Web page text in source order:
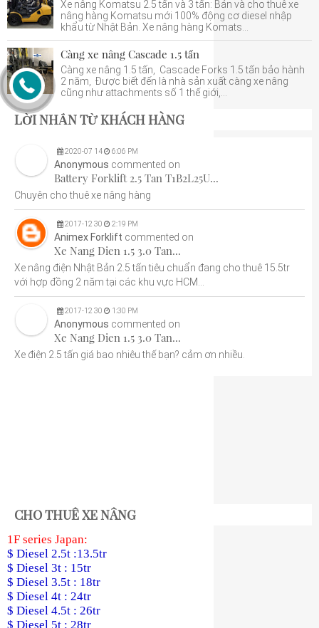
Xe nâng Komatsu 2.5 tấn và 3 tấn: Bán và cho thuê xe
nâng hàng Komatsu mới 100% động cơ diesel nhập
khẩu từ Nhật Bản. Xe nâng hàng Komats...
Càng xe nâng Cascade 1.5 tấn
Càng xe nâng 1.5 tấn, Cascade Forks 1.5 tấn bảo hành
2 năm, Được biết đến là nhà sản xuất càng xe nâng
cũng như attachments số 1 thế giới,...
LỜI NHẮN TỪ KHÁCH HÀNG
Anonymous commented on
Battery Forklift 2.5 Tan T1B2L25U...
2020-07 14 6:06 PM
Chuyên cho thuê xe nâng hàng
Animex Forklift commented on
Xe Nang Dien 1.5 3.0 Tan...
2017-12 30 2:19 PM
Xe nâng điện Nhật Bản 2.5 tấn tiêu chuẩn đang cho thuê 15.5tr
với hợp đồng 2 năm tại các khu vực HCM...
Anonymous commented on
Xe Nang Dien 1.5 3.0 Tan...
2017-12 30 1:30 PM
Xe điện 2.5 tấn giá bao nhiêu thế bạn? cảm ơn nhiều.
CHO THUÊ XE NÂNG
1F series Japan:
$ Diesel 2.5t :13.5tr
$ Diesel 3t : 15tr
$ Diesel 3.5t : 18tr
$ Diesel 4t : 24tr
$ Diesel 4.5t : 26tr
$ Diesel 5t : 28tr